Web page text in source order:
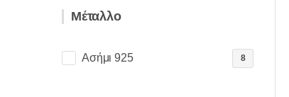
Μέταλλο
Ασήμι 925 8